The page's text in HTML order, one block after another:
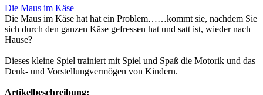
Die Maus im Käse
Die Maus im Käse hat hat ein Problem……kommt sie, nachdem Sie
sich durch den ganzen Käse gefressen hat und satt ist, wieder nach
Hause?
Dieses kleine Spiel trainiert mit Spiel und Spaß die Motorik und das
Denk- und Vorstellungvermögen von Kindern.
Artikelbeschreibung: